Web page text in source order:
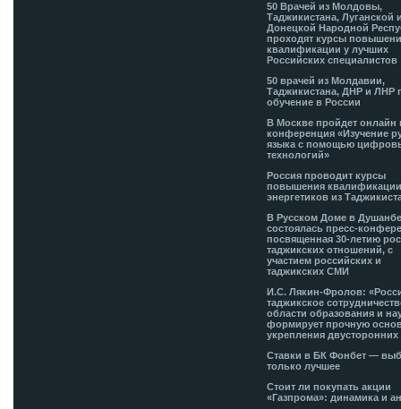
50 Врачей из Молдовы,
Таджикистана, Луганской
Донецкой Народной
проходят курсы
квалификации у лучших
Российских специалистов
50 врачей из Молдавии,
Таджикистана, ДНР и ЛНР
обучение в России
В Москве пройдет онлайн
конференция «Изучение
языка с помощью
технологий»
Россия проводит курсы
повышения
энергетиков из
В Русском Доме в
состоялась пресс-
посвященная 30-летию
таджикских отношений, с
участием российских и
таджикских СМИ
И.С. Лякин-Фролов:
таджикское
области образования и
формирует прочную
укрепления двусторонних
Ставки в БК Фонбет —
только лучшее
Стоит ли покупать акции
«Газпрома»: динамика и